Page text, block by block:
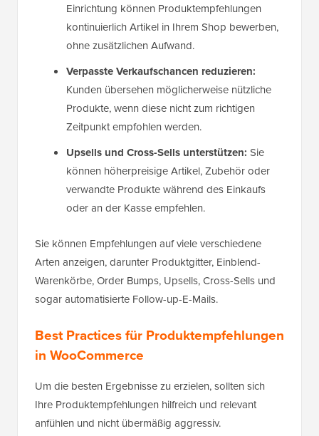
Einrichtung können Produktempfehlungen
kontinuierlich Artikel in Ihrem Shop bewerben,
ohne zusätzlichen Aufwand.
Verpasste Verkaufschancen reduzieren:
Kunden übersehen möglicherweise nützliche
Produkte, wenn diese nicht zum richtigen
Zeitpunkt empfohlen werden.
Upsells und Cross-Sells unterstützen: Sie
können höherpreisige Artikel, Zubehör oder
verwandte Produkte während des Einkaufs
oder an der Kasse empfehlen.
Sie können Empfehlungen auf viele verschiedene
Arten anzeigen, darunter Produktgitter, Einblend-
Warenkörbe, Order Bumps, Upsells, Cross-Sells und
sogar automatisierte Follow-up-E-Mails.
Best Practices für Produktempfehlungen
in WooCommerce
Um die besten Ergebnisse zu erzielen, sollten sich
Ihre Produktempfehlungen hilfreich und relevant
anfühlen und nicht übermäßig aggressiv.